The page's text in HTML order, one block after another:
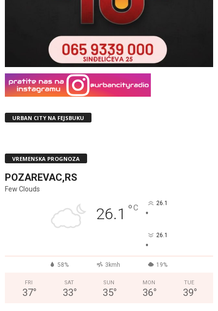
URBAN CITY NA FEJSBUKU
VREMENSKA PROGNOZA
POZAREVAC,RS
Few Clouds
26.1 °C 26.1
°
26.1
°
58% 3kmh 19%
FRI
37°
SAT
33°
SUN
35°
MON
36°
TUE
39°